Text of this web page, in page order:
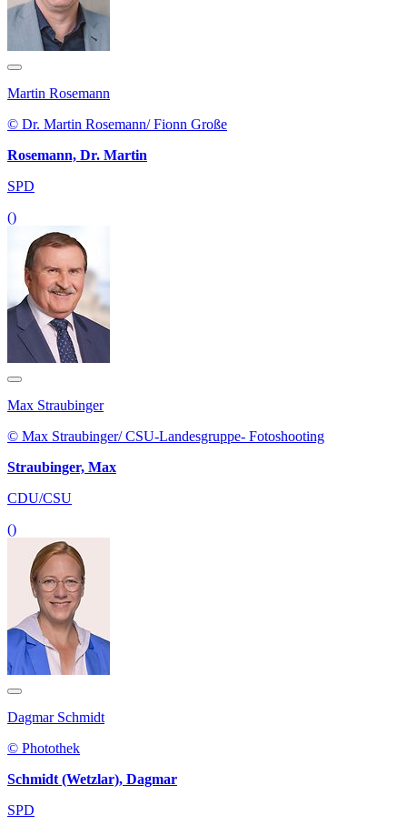
Martin Rosemann
© Dr. Martin Rosemann/ Fionn Große
Rosemann, Dr. Martin
SPD
()
Max Straubinger
© Max Straubinger/ CSU-Landesgruppe- Fotoshooting
Straubinger, Max
CDU/CSU
()
Dagmar Schmidt
© Photothek
Schmidt (Wetzlar), Dagmar
SPD